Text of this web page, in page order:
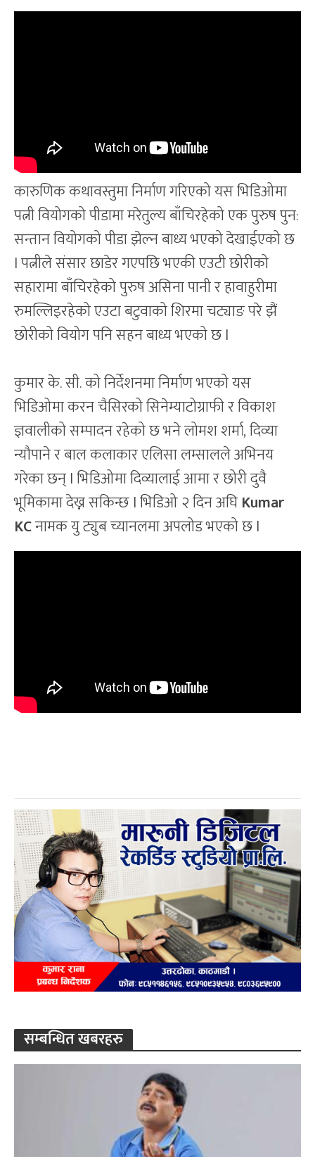
कारुणिक कथावस्तुमा निर्माण गरिएको यस भिडिओमा
पत्नी वियोगको पीडामा मरेतुल्य बाँचिरहेको एक पुरुष पुन:
सन्तान वियोगको पीडा झेल्न बाध्य भएको देखाईएको छ
l पत्नीले संसार छाडेर गएपछि भएकी एउटी छोरीको
सहारामा बाँचिरहेको पुरुष असिना पानी र हावाहुरीमा
रुमल्लिइरहेको एउटा बटुवाको शिरमा चट्याङ परे झैं
छोरीको वियोग पनि सहन बाध्य भएको छ l
कुमार के. सी. को निर्देशनमा निर्माण भएको यस
भिडिओमा करन चैसिरको सिनेम्याटोग्राफी र विकाश
ज्ञवालीको सम्पादन रहेको छ भने लोमश शर्मा, दिव्या
न्यौपाने र बाल कलाकार एलिसा लम्सालले अभिनय
गरेका छन् l भिडिओमा दिव्यालाई आमा र छोरी दुवै
भूमिकामा देख्न सकिन्छ l भिडिओ २ दिन अघि Kumar
KCनामक यु ट्युब च्यानलमा अपलोड भएको छ l
सम्बन्धित खबरहरु